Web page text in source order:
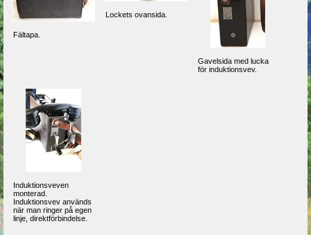
Fältapa.
Lockets ovansida.
Gavelsida med lucka
för induktionsvev.
Induktionsveven
monterad.
Induktionsvev används
när man ringer på egen
linje, direktförbindelse.